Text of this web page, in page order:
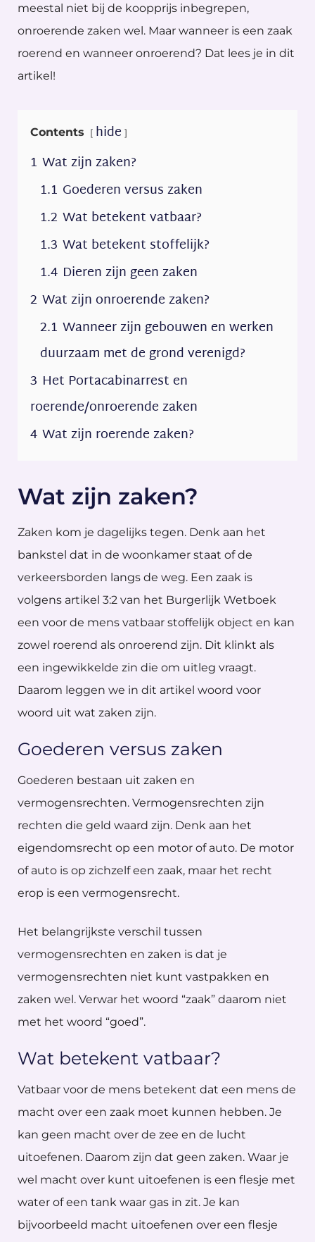
meestal niet bij de koopprijs inbegrepen,
onroerende zaken wel. Maar wanneer is een zaak
roerend en wanneer onroerend? Dat lees je in dit
artikel!
Contents
hide
1 Wat zijn zaken?
1.1 Goederen versus zaken
1.2 Wat betekent vatbaar?
1.3 Wat betekent stoffelijk?
1.4 Dieren zijn geen zaken
2 Wat zijn onroerende zaken?
2.1 Wanneer zijn gebouwen en werken
duurzaam met de grond verenigd?
3 Het Portacabinarrest en
roerende/onroerende zaken
4 Wat zijn roerende zaken?
Wat zijn zaken?
Zaken kom je dagelijks tegen. Denk aan het
bankstel dat in de woonkamer staat of de
verkeersborden langs de weg. Een zaak is
volgens artikel 3:2 van het Burgerlijk Wetboek
een voor de mens vatbaar stoffelijk object en kan
zowel roerend als onroerend zijn. Dit klinkt als
een ingewikkelde zin die om uitleg vraagt.
Daarom leggen we in dit artikel woord voor
woord uit wat zaken zijn.
Goederen versus zaken
Goederen bestaan uit zaken en
vermogensrechten. Vermogensrechten zijn
rechten die geld waard zijn. Denk aan het
eigendomsrecht op een motor of auto. De motor
of auto is op zichzelf een zaak, maar het recht
erop is een vermogensrecht.
Het belangrijkste verschil tussen
vermogensrechten en zaken is dat je
vermogensrechten niet kunt vastpakken en
zaken wel. Verwar het woord “zaak” daarom niet
met het woord “goed”.
Wat betekent vatbaar?
Vatbaar voor de mens betekent dat een mens de
macht over een zaak moet kunnen hebben. Je
kan geen macht over de zee en de lucht
uitoefenen. Daarom zijn dat geen zaken. Waar je
wel macht over kunt uitoefenen is een flesje met
water of een tank waar gas in zit. Je kan
bijvoorbeeld macht uitoefenen over een flesje